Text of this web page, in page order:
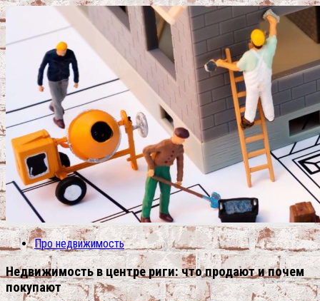
Про недвижимость
Недвижимость в центре риги: что продают и почем
покупают